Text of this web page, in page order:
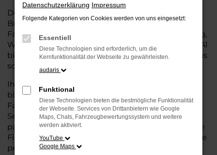
Der Audi A1 ist die perfekte Wahl für alle in
Bremervörde, die ein zuverlässiges und modernes
Fahrzeug suchen. Ob für den täglichen Arbeitsweg,
Wochenendausflüge oder lange Reisen, der Audi A1
bietet Komfort, Effizienz und modernes Design, das
sowohl in der Stadt als auch auf dem Land glänzt.
Ihr Audi Autohaus in der Nähe von Bremervörde
bietet Ihnen neben einer breiten Auswahl an Audi
Fahrzeugen auch umfassende Beratung und
Service. Wir unterstützen Sie bei der Auswahl des
passenden Modells und bieten maßgeschneiderte
Finanzierungslösungen sowie Leasingoptionen, die
perfekt zu Ihrem Budget und Bedarf passen.
Datenschutzerklärung Impressum
Folgende Kategorien von Cookies werden von uns eingesetzt:
Essentiell
Diese Technologien sind erforderlich, um die
Kernfunktionalität der Webseite zu gewährleisten.
audaris
Funktional
Diese Technologien bieten die bestmögliche Funktionalität
der Webseite. Services von Drittanbietern wie Google
Maps, Chats, Fahrzeugbewertungssystem und weitere
werden aktiviert.
YouTube
Google Maps